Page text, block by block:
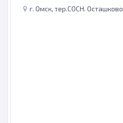
г. Омск, тер.СОСН. Осташково